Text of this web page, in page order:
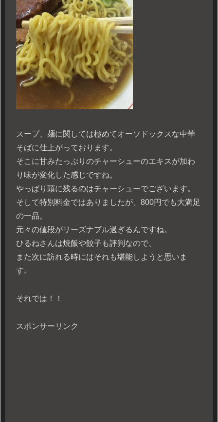
スープ、麺に関しては極めてオーソドックスな中華
そばに仕上がっております。
そこに甘みたっぷりのチャーシューのエキスが加わ
り味が変化した感じですね。
やっぱり頭に残るのはチャーシューでございます。
そして特別料金ではありましたが、800円でも大満足
の一品。
元々の値段がリーズナブル過ぎるんですね。
ひるねさんは焼飯や餃子も評判なので、
また次に訪れる時にはそれも堪能しようと思いま
す。
それでは！！
スポンサーリンク